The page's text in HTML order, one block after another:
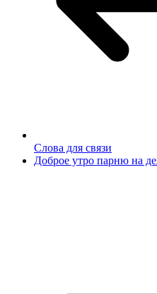
Слова для связи
Доброе утро парню на